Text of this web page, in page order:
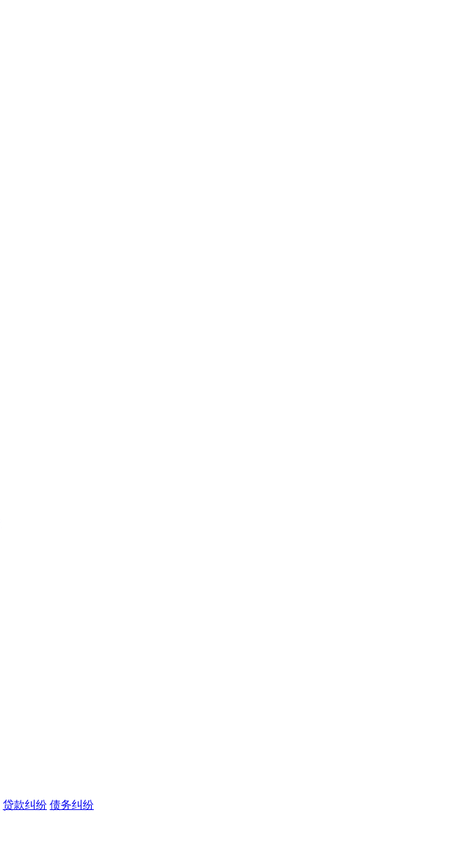
贷款纠纷 债务纠纷